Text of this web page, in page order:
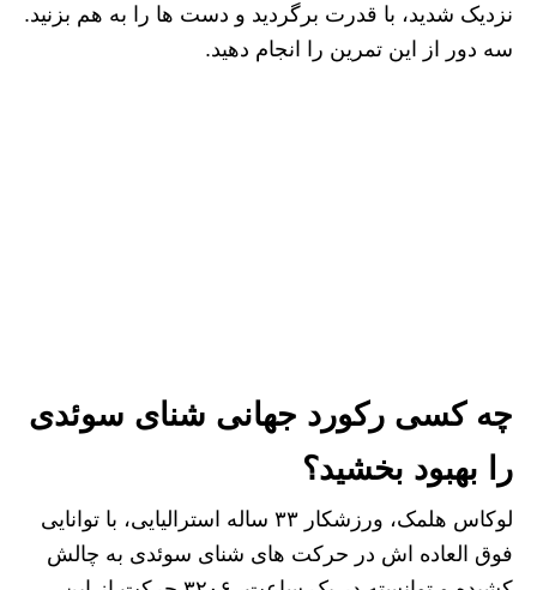
نزدیک شدید، با قدرت برگردید و دست‌ ها را به هم بزنید.
سه دور از این تمرین را انجام دهید.
چه کسی رکورد جهانی شنای سوئدی
را بهبود بخشید؟
لوکاس هلمک، ورزشکار ۳۳ ساله استرالیایی، با توانایی
فوق‌ العاده‌ اش در حرکت‌ های شنای سوئدی به چالش